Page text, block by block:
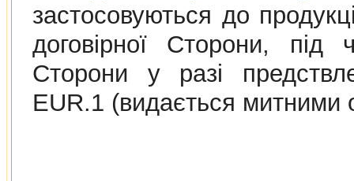
застосовуються до
договірної Сторони, під
Сторони у разі
EUR.1 (видається митними